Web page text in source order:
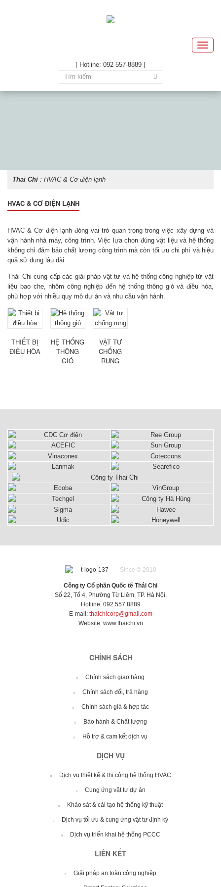
Toggle
[ Hotline: 092-557-8889 ]
Thai Chi : HVAC & Cơ điện lạnh
HVAC & CƠ ĐIỆN LẠNH
HVAC & Cơ điện lạnh đóng vai trò quan trọng trong việc xây dựng và
vận hành nhà máy, công trình. Việc lựa chọn đúng vật liệu và hệ thống
không chỉ đảm bảo chất lượng công trình mà còn tối ưu chi phí và hiệu
quả sử dụng lâu dài.
Thái Chi cung cấp các giải pháp vật tư và hệ thống công nghiệp từ vật
liệu bao che, nhôm công nghiệp đến hệ thống thông gió và điều hòa,
phù hợp với nhiều quy mô dự án và nhu cầu vận hành.
THIẾT BỊ
ĐIỀU HÒA
HỆ THỐNG
THÔNG
GIÓ
VẬT TƯ
CHỐNG
RUNG
Since © 2010
Công ty Cổ phần Quốc tế Thái Chi
Số 22, Tổ 4, Phường Từ Liêm, TP. Hà Nội.
Hotline: 092.557.8889
E-mail: thaichicorp@gmail.com
Website: www.thaichi.vn
CHÍNH SÁCH
Chính sách giao hàng
Chính sách đổi, trả hàng
Chính sách giá & hợp tác
Bảo hành & Chất lượng
Hỗ trợ & cam kết dịch vụ
DỊCH VỤ
Dịch vụ thiết kế & thi công hệ thống HVAC
Cung ứng vật tư dự án
Khảo sát & cải tạo hệ thống kỹ thuật
Dịch vụ tối ưu & cung ứng vật tư định kỳ
Dịch vụ triển khai hệ thống PCCC
LIÊN KẾT
Giải pháp an toàn công nghiệp